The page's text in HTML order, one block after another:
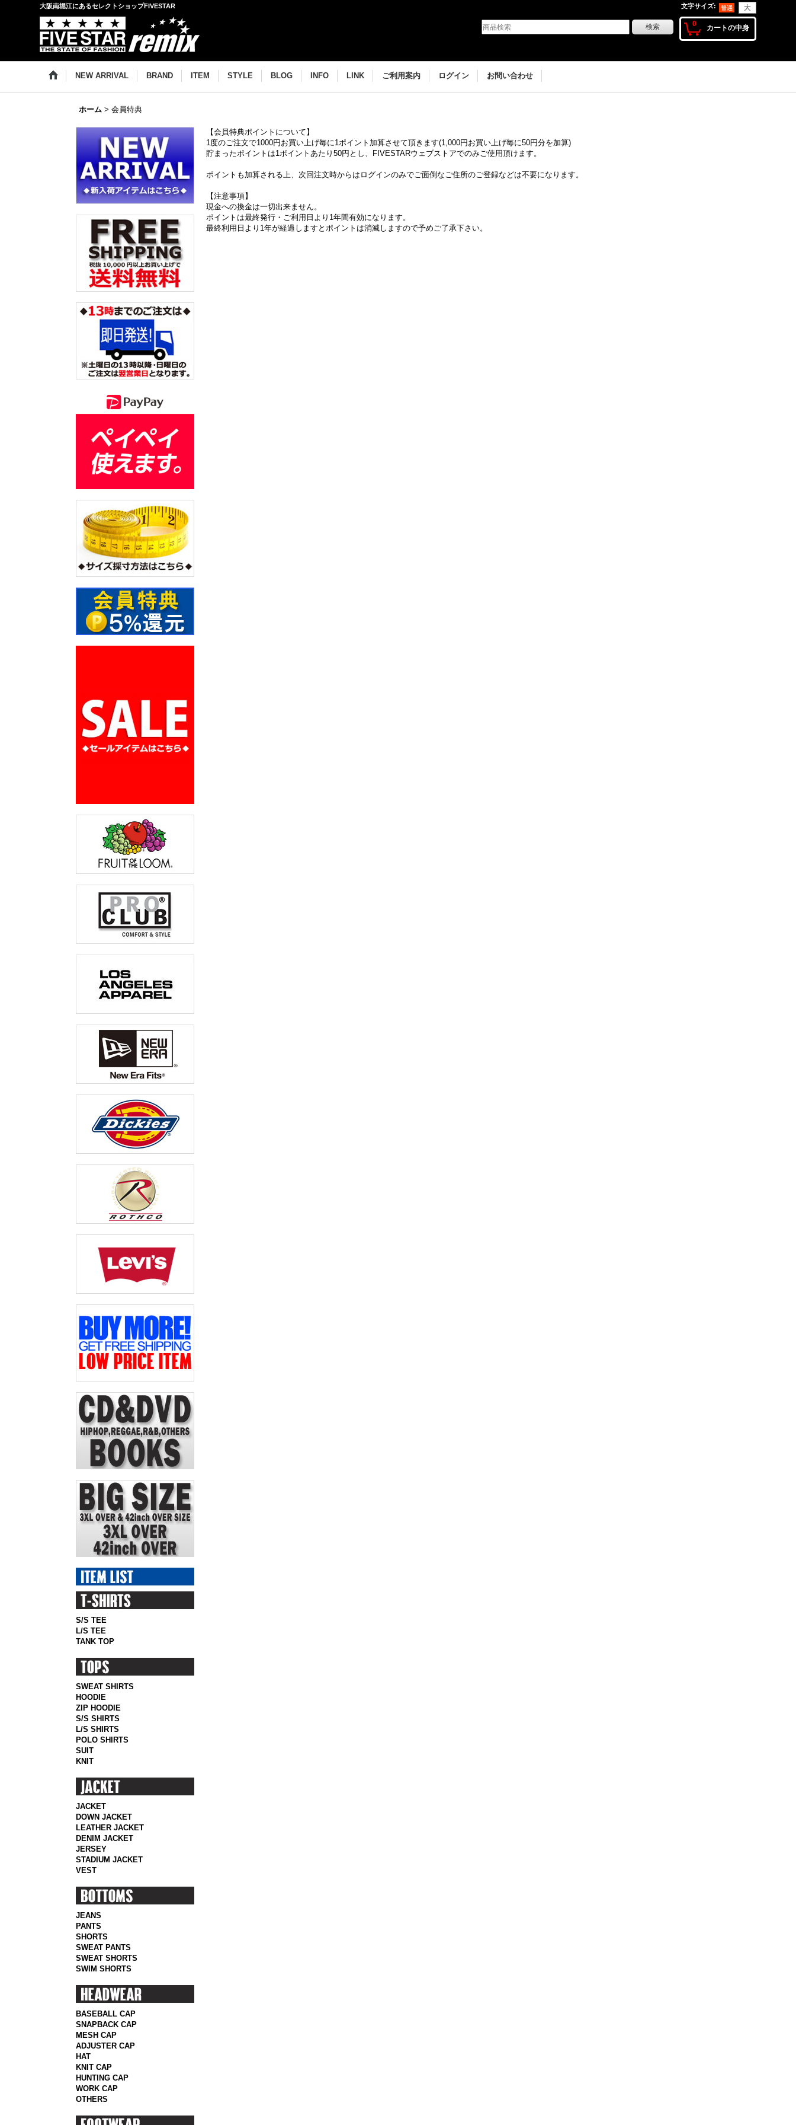
大阪南堀江にあるセレクトショップFIVESTAR 文字サイズ:
0 カートの中身
NEW ARRIVAL BRAND ITEM STYLE BLOG INFO LINK ご利用案内 ログイン お問い合わせ
ホーム > 会員特典
S/S TEE
L/S TEE
TANK TOP
SWEAT SHIRTS
HOODIE
ZIP HOODIE
S/S SHIRTS
L/S SHIRTS
POLO SHIRTS
SUIT
KNIT
JACKET
DOWN JACKET
LEATHER JACKET
DENIM JACKET
JERSEY
STADIUM JACKET
VEST
JEANS
PANTS
SHORTS
SWEAT PANTS
SWEAT SHORTS
SWIM SHORTS
BASEBALL CAP
SNAPBACK CAP
MESH CAP
ADJUSTER CAP
HAT
KNIT CAP
HUNTING CAP
WORK CAP
OTHERS
【会員特典ポイントについて】
1度のご注文で1000円お買い上げ毎に1ポイント加算させて頂きます(1,000円お買い上げ毎に50円分を加算)
貯まったポイントは1ポイントあたり50円とし、FIVESTARウェブストアでのみご使用頂けます。
ポイントも加算される上、次回注文時からはログインのみでご面倒なご住所のご登録などは不要になります。
【注意事項】
現金への換金は一切出来ません。
ポイントは最終発行・ご利用日より1年間有効になります。
最終利用日より1年が経過しますとポイントは消滅しますので予めご了承下さい。